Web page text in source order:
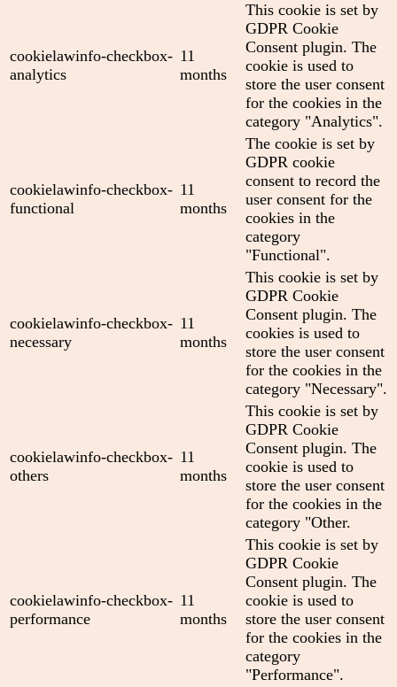
cookielawinfo-checkbox-
analytics
11
months
This cookie is set by
GDPR Cookie
Consent plugin. The
cookie is used to
store the user consent
for the cookies in the
category "Analytics".
cookielawinfo-checkbox-
functional
11
months
The cookie is set by
GDPR cookie
consent to record the
user consent for the
cookies in the
category
"Functional".
cookielawinfo-checkbox-
necessary
11
months
This cookie is set by
GDPR Cookie
Consent plugin. The
cookies is used to
store the user consent
for the cookies in the
category "Necessary".
cookielawinfo-checkbox-
others
11
months
This cookie is set by
GDPR Cookie
Consent plugin. The
cookie is used to
store the user consent
for the cookies in the
category "Other.
cookielawinfo-checkbox-
performance
11
months
This cookie is set by
GDPR Cookie
Consent plugin. The
cookie is used to
store the user consent
for the cookies in the
category
"Performance".